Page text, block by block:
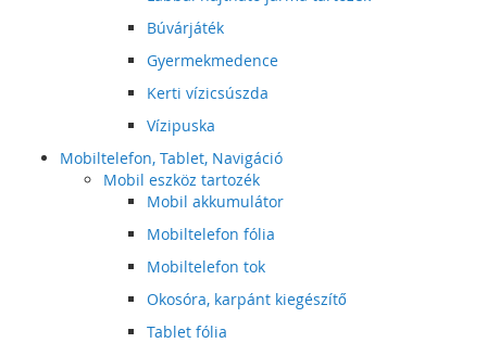
Búvárjáték
Gyermekmedence
Kerti vízicsúszda
Vízipuska
Mobiltelefon, Tablet, Navigáció
Mobil eszköz tartozék
Mobil akkumulátor
Mobiltelefon fólia
Mobiltelefon tok
Okosóra, karpánt kiegészítő
Tablet fólia